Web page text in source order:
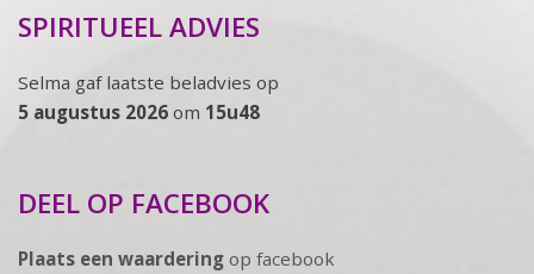
SPIRITUEEL ADVIES
Selma gaf laatste beladvies op
5 augustus 2026 om 15u48
DEEL OP FACEBOOK
Plaats een waardering op facebook